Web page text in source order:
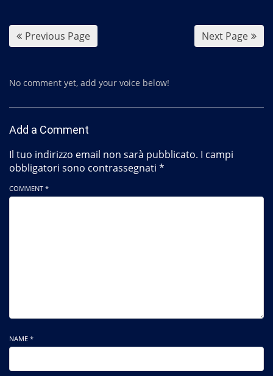
Previous Page Next Page
No comment yet, add your voice below!
Add a Comment
Il tuo indirizzo email non sarà pubblicato. I campi
obbligatori sono contrassegnati *
COMMENT *
NAME *